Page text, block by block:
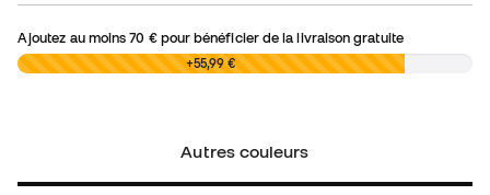
Ajoutez au moins70 €pour bénéficier de la livraison gratuite
0,00 € +55,99 €
Autres couleurs